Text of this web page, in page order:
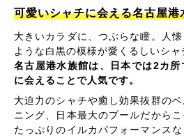
可愛いシャチに会える名古屋港
大きいカラダに、つぶらな瞳。人
ような白黒の模様が愛くるしいシャ
名古屋港水族館は、日本では2カ
に会えることで人気です。
大迫力のシャチや癒し効果抜群の
ニング、日本最大のプールだから
たっぷりのイルカパフォーマンス